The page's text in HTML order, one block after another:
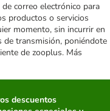
correo electrónico para
productos o servicios
momento, sin incurrir en
de transmisión, poniéndote
de zooplus. Más
descuentos